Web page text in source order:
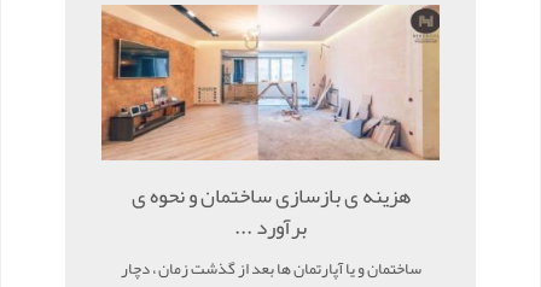
هزینه ی بازسازی ساختمان و نحوه ی
برآورد ...
ساختمان و یا آپارتمان ها بعد از گذشت زمان ، دچار